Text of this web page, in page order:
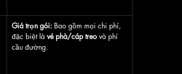
Giá trọn gói: Bao gồm mọi chi phí,
đặc biệt là vé phà/cáp treo và phí
cầu đường.